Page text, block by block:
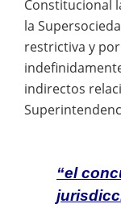
Constitucional
la
restrictiva y
indirectos
“el